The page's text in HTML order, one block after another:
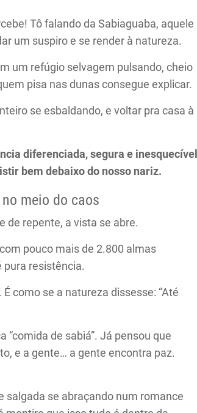
Tô falando da Sabiaguaba, aquele
um suspiro e se render à natureza.
um refúgio selvagem pulsando, cheio
pisa nas dunas consegue explicar.
se esbaldando, e voltar pra casa à
diferenciada, segura e inesquecível
bem debaixo do nosso nariz.
meio do caos
de repente, a vista se abre.
pouco mais de 2.800 almas
pura resistência.
como se a natureza dissesse: “Até
“comida de sabiá”. Já pensou que
e a gente… a gente encontra paz.
salgada se abraçando num romance